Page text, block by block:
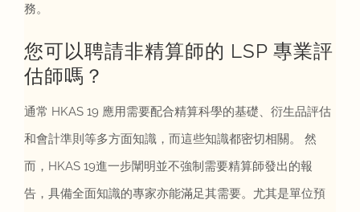
務。
您可以聘請非精算師的 LSP 專業評
估師嗎？
通常 HKAS 19 應用需要配合精算科學的基礎、衍生品評估
和會計準則等多方面知識，而這些知識都密切相關。 然
而，HKAS 19進一步闡明並不強制需要精算師發出的報
告，具備全面知識的專家亦能滿足其需要。尤其是單位預